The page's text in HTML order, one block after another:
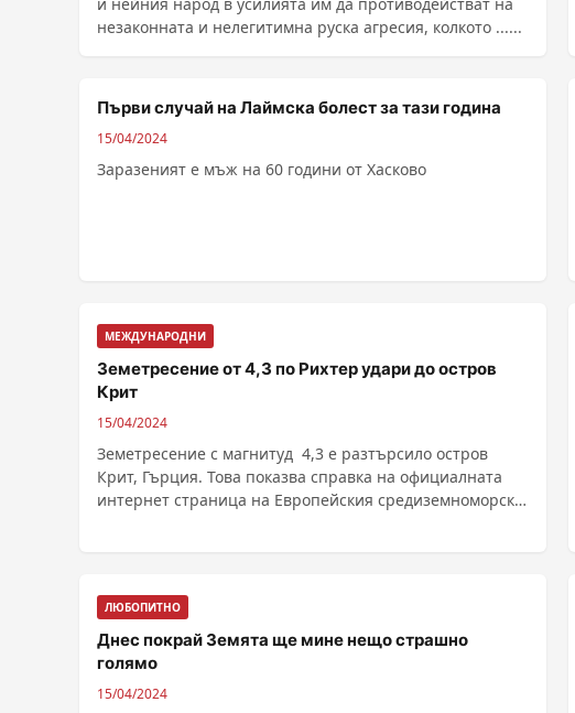
незаконната и нелегитимна руска агресия, колкото ......
Първи случай на Лаймска болест за тази година
15/04/2024
Заразеният е мъж на 60 години от Хасково
МЕЖДУНАРОДНИ
Земетресение от 4,3 по Рихтер удари до остров
Крит
15/04/2024
Земетресение с магнитуд 4,3 е разтърсило остров
Крит, Гърция. Това показва справка на официалната
интернет страница на Европейския средиземноморски
ЛЮБОПИТНО
Днес покрай Земята ще мине нещо страшно
голямо
15/04/2024